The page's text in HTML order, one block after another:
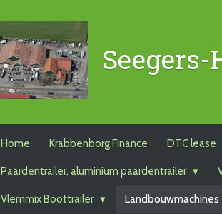
Seegers-
Home Krabbenborg Finance DTC lease
Paardentrailer, aluminium paardentrailer
Vlemmix Boottrailer Landbouwmachines